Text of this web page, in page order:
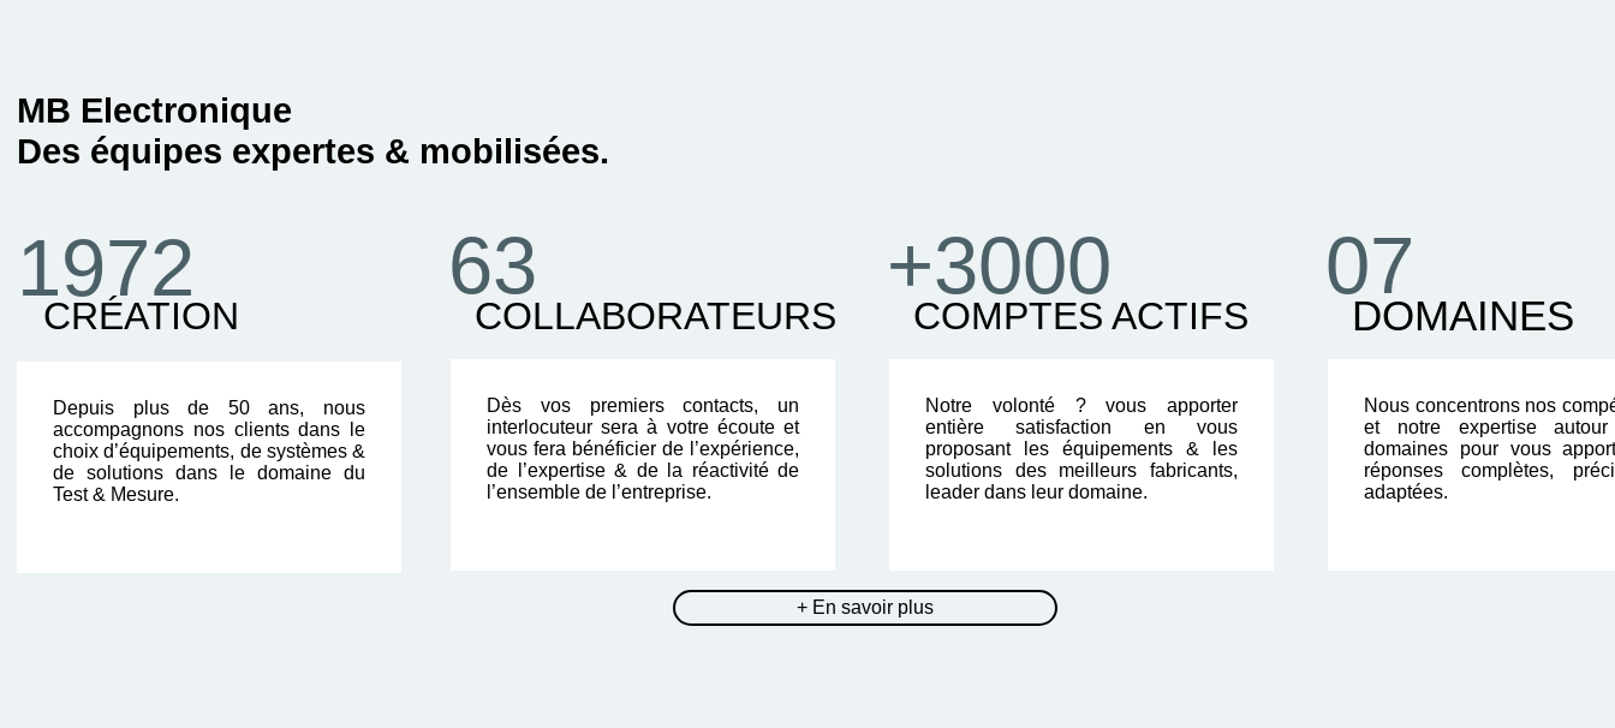
MB Electronique
Des équipes expertes & mobilisées.
1972
CRÉATION
63
COLLABORATEURS
Depuis plus de 50 ans, nous
accompagnons nos clients dans le
choix d’équipements, de systèmes &
de solutions dans le domaine du
Test & Mesure.
Dès vos premiers contacts, un
interlocuteur sera à votre écoute et
vous fera bénéficier de l’expérience,
de l’expertise & de la réactivité de
l’ensemble de l’entreprise.
+3000
COMPTES ACTIFS
Notre volonté ? vous apporter
entière satisfaction en vous
proposant les équipements & les
solutions des meilleurs fabricants,
leader dans leur domaine.
+ En savoir plus
07
DOMAINES
Nous concentrons nos
et notre expertise
domaines pour vous
réponses complètes,
adaptées.